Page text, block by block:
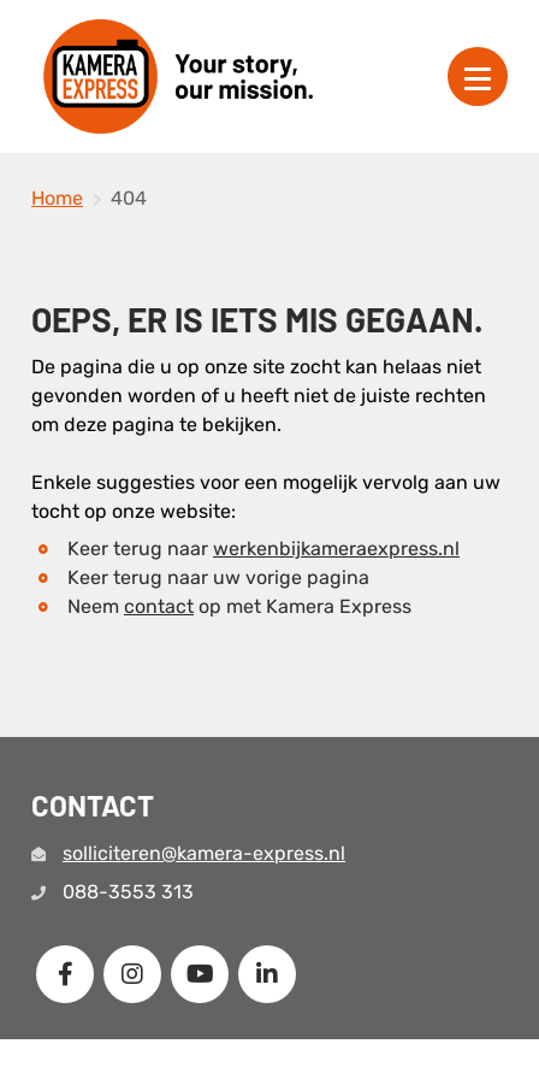
Home 404
OEPS, ER IS IETS MIS GEGAAN.
De pagina die u op onze site zocht kan helaas niet
gevonden worden of u heeft niet de juiste rechten
om deze pagina te bekijken.
Enkele suggesties voor een mogelijk vervolg aan uw
tocht op onze website:
Keer terug naar werkenbijkameraexpress.nl
Keer terug naar uw vorige pagina
Neem contact op met Kamera Express
CONTACT
solliciteren@kamera-express.nl
088-3553 313